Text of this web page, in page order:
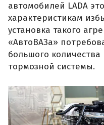
автомобилей LADA
характеристикам
установка такого
«АвтоВАЗа»
большого
тормозной системы.